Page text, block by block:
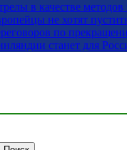
в качестве методов
не хотят
по
станет для